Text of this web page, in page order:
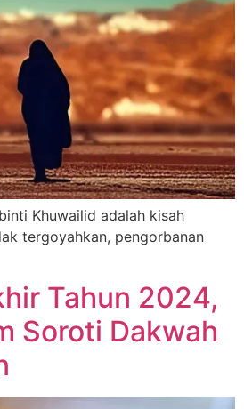
Khuwailid adalah kisah
tergoyahkan, pengorbanan
Tahun 2024,
Soroti Dakwah